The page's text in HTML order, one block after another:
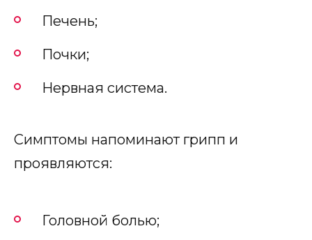
Печень;
Почки;
Нервная система.
Симптомы напоминают грипп и
проявляются:
Головной болью;